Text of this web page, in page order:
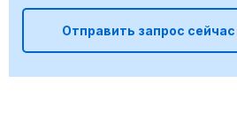
Отправить запрос сейчас